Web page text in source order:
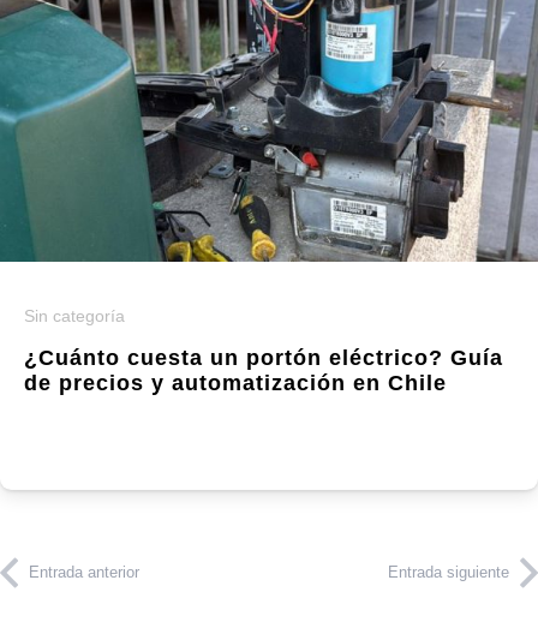
Sin categoría
¿Cuánto cuesta un portón eléctrico? Guía
de precios y automatización en Chile
Entrada anterior Entrada siguiente